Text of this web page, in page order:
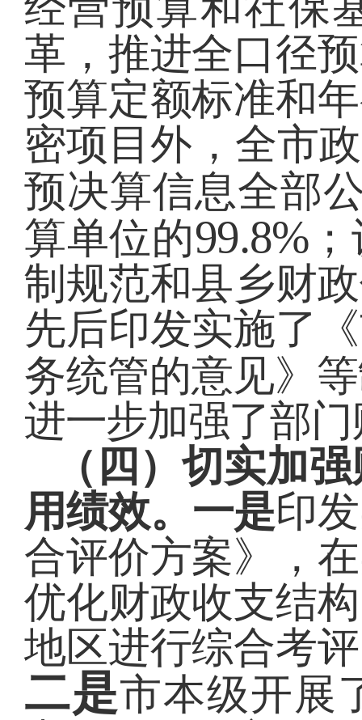
革，推进全口径
预算定额标准和
密项目外，全市
预决算信息全部
算单位的99.8%
制规范和县乡财
先后印发实施了
务统管的意见》
进一步加强了部
（四）切实加
用绩效。 一是印
合评价方案》，
优化财政收支结
地区进行综合考
二是市本级开展